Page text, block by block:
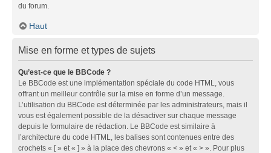
du forum.
Haut
Mise en forme et types de sujets
Qu’est-ce que le BBCode ?
Le BBCode est une implémentation spéciale du code HTML, vous
offrant un meilleur contrôle sur la mise en forme d’un message.
L’utilisation du BBCode est déterminée par les administrateurs, mais il
vous est également possible de la désactiver sur chaque message
depuis le formulaire de rédaction. Le BBCode est similaire à
l’architecture du code HTML, les balises sont contenues entre des
crochets « [ » et « ] » à la place des chevrons « < » et « > ». Pour plus